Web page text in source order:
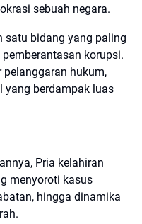
sebuah negara.
satu bidang yang paling
korupsi.
hukum,
yang berdampak luas
Pria kelahiran
menyoroti kasus
hingga dinamika